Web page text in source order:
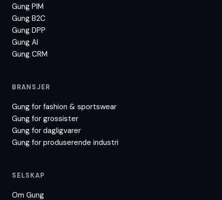
Gung PIM
Gung B2C
Gung DPP
Gung AI
Gung CRM
BRANSJER
Gung for fashion & sportswear
Gung for grossister
Gung for dagligvarer
Gung for produserende industri
SELSKAP
Om Gung